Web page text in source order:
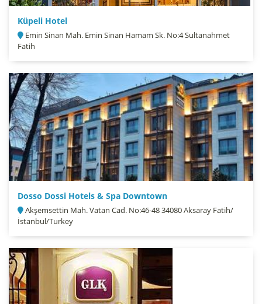
Küpeli Hotel
Emin Sinan Mah. Emin Sinan Hamam Sk. No:4 Sultanahmet
Fatih
Dosso Dossi Hotels & Spa Downtown
Akşemsettin Mah. Vatan Cad. No:46-48 34080 Aksaray Fatih/
İstanbul/Turkey